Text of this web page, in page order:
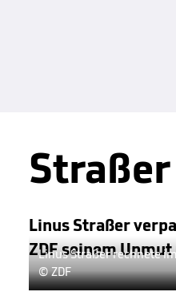
Linus Straßer
ZDF seinem
Linus Straßer rechnete
© ZDF